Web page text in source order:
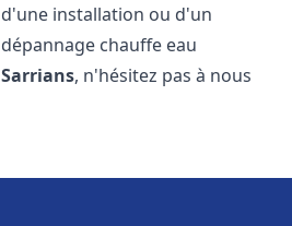
d'une installation ou d'un
dépannage chauffe eau
Sarrians, n'hésitez pas à nous